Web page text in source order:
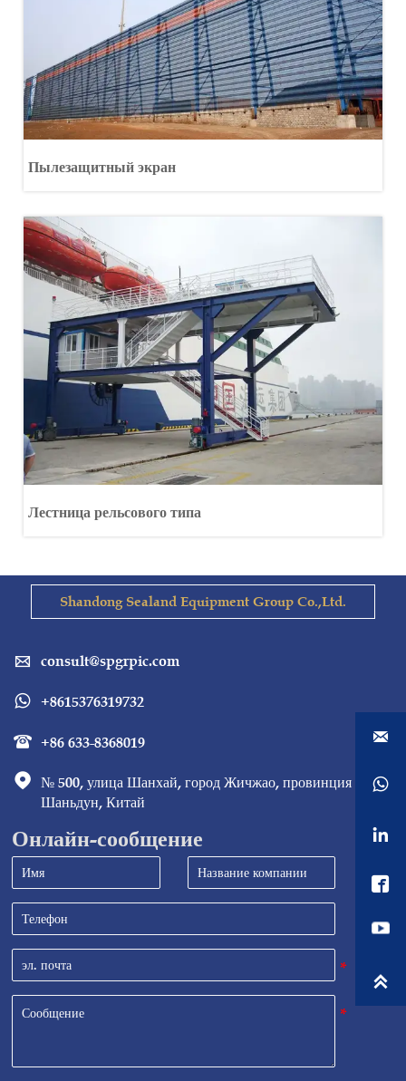
Пылезащитный экран
Лестница рельсового типа
Shandong Sealand Equipment Group Co.,Ltd.
 consult@spgrpic.com
 +8615376319732
 +86 633-8368019
 № 500, улица Шанхай, город Жичжао, провинция
Шаньдун, Китай
Онлайн-сообщение




